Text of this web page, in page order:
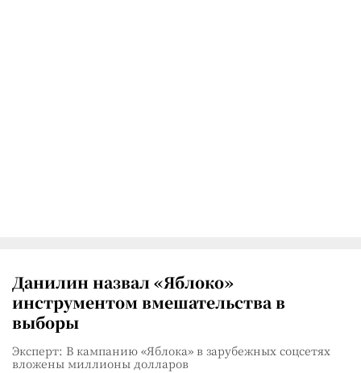
Данилин назвал «Яблоко»
инструментом вмешательства в
выборы
Эксперт: В кампанию «Яблока» в зарубежных соцсетях
вложены миллионы долларов